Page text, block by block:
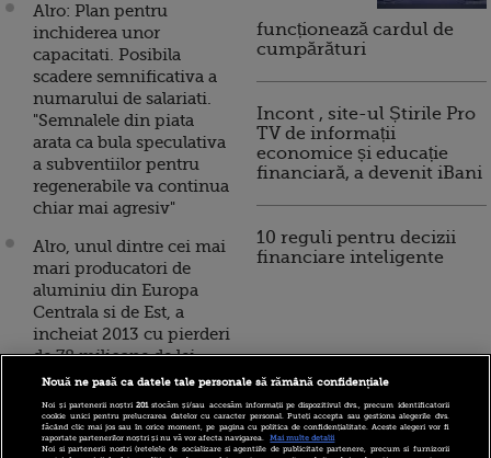
Alro: Plan pentru
inchiderea unor
capacitati. Posibila
scadere semnificativa a
numarului de salariati.
"Semnalele din piata
arata ca bula speculativa
a subventiilor pentru
regenerabile va continua
chiar mai agresiv"
Alro, unul dintre cei mai
mari producatori de
aluminiu din Europa
Centrala si de Est, a
incheiat 2013 cu pierderi
de 78 milioane de lei
mai mare consumator de
energie din Romania va
funcționează cardul de
cumpărături
Incont , site-ul Știrile Pro
TV de informații
economice și educație
financiară, a devenit iBani
10 reguli pentru decizii
financiare inteligente
Nouă ne pasă ca datele tale personale să rămână confidențiale
Noi și partenerii noștri201stocăm și/sau accesăm informații pe dispozitivul dvs., precum identificatorii
cookie unici pentru prelucrarea datelor cu caracter personal. Puteți accepta sau gestiona alegerile dvs.
făcând clic mai jos sau în orice moment, pe pagina cu politica de confidențialitate. Aceste alegeri vor fi
raportate partenerilor noștri și nu vă vor afecta navigarea.
Mai multe detalii
Noi si partenerii nostri (retelele de socializare si agentiile de publicitate partenere, precum si furnizorii